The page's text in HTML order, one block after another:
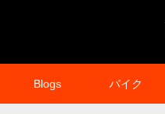
Blogs バイク